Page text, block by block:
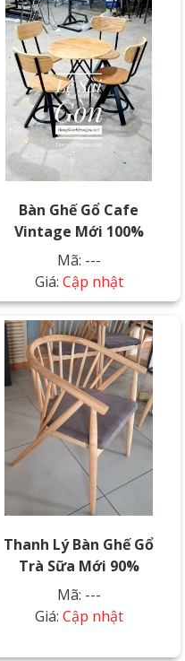
Bàn Ghế Gổ Cafe
Vintage Mới 100%
Mã: ---
Giá: Cập nhật
Thanh Lý Bàn Ghế Gổ
Trà Sữa Mới 90%
Mã: ---
Giá: Cập nhật